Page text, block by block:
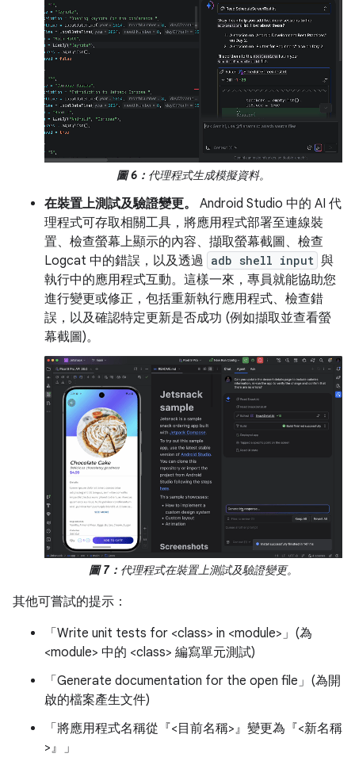
圖 6： 代理程式生成模擬資料。
在裝置上測試及驗證變更。
Android Studio 中的 AI 代
理程式可存取相關工具，將應用程式部署至連線裝
置、檢查螢幕上顯示的內容、擷取螢幕截圖、檢查
Logcat 中的錯誤，以及透過
adb shell input 與
執行中的應用程式互動。這樣一來，專員就能協助您
進行變更或修正，包括重新執行應用程式、檢查錯
誤，以及確認特定更新是否成功 (例如擷取並查看螢
幕截圖)。
圖 7： 代理程式在裝置上測試及驗證變更。
其他可嘗試的提示：
「Write unit tests for <class> in <module>」(為
<module> 中的 <class> 編寫單元測試)
「Generate documentation for the open file」(為開
啟的檔案產生文件)
「將應用程式名稱從『<目前名稱>』變更為『<新名稱
>』」